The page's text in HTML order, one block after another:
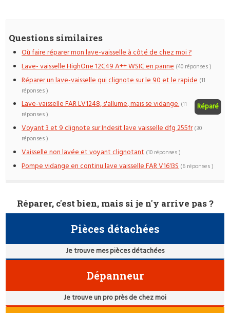
Questions similaires
Où faire réparer mon lave-vaisselle à côté de chez moi ?
Lave- vaisselle HighOne 12C49 A++ WSIC en panne (40 réponses )
Réparer un lave-vaisselle qui clignote sur le 90 et le rapide (11
réponses )
Lave-vaisselle FAR LV1248, s'allume, mais se vidange. Réparé
(11
réponses )
Voyant 3 et 9 clignote sur Indesit lave vaisselle dfg 255fr (30
réponses )
Vaisselle non lavée et voyant clignotant (10 réponses )
Pompe vidange en continu lave vaisselle FAR V1613S (6 réponses )
Réparer, c'est bien, mais si je n'y arrive pas ?
Pièces détachées
Je trouve mes pièces détachées
Dépanneur
Je trouve un pro près de chez moi